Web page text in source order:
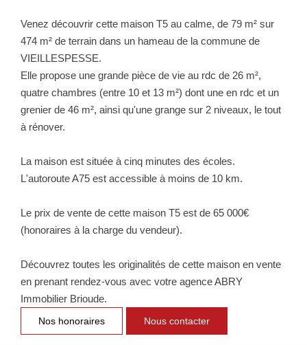
NOTRE GROUPE
Nos Agences
Notre Équipe
Nos Actualités Immo
ESPACE CLIENT
Espace Client Saint-Flour (VDS Immobilier)
Espace Client Aurillac (AGI)
Espace Dossier Location
Venez découvrir cette maison T5 au calme, de 79 m² sur
474 m² de terrain dans un hameau de la commune de
VIEILLESPESSE.
Elle propose une grande pièce de vie au rdc de 26 m²,
quatre chambres (entre 10 et 13 m²) dont une en rdc et un
grenier de 46 m², ainsi qu'une grange sur 2 niveaux, le tout
à rénover.
La maison est située à cinq minutes des écoles.
L'autoroute A75 est accessible à moins de 10 km.
Le prix de vente de cette maison T5 est de 65 000€
(honoraires à la charge du vendeur).
Découvrez toutes les originalités de cette maison en vente
en prenant rendez-vous avec votre agence ABRY
Immobilier Brioude.
Nos honoraires Nous contacter